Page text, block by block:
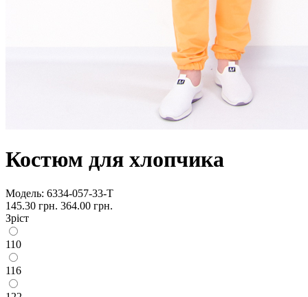
Костюм для хлопчика
Модель: 6334-057-33-Т
145.30 грн. 364.00 грн.
Зріст
110
116